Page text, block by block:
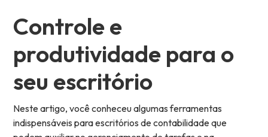
Controle e
produtividade para o
seu escritório
Neste artigo, você conheceu algumas ferramentas
indispensáveis para escritórios de contabilidade que